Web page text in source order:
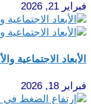
فبراير 21, 2026
الأبعاد الاجتماعية
فبراير 18, 2026